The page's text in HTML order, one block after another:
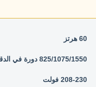
60 هرتز
825/1075/1550 دورة في الدقيقة
208-230 فولت